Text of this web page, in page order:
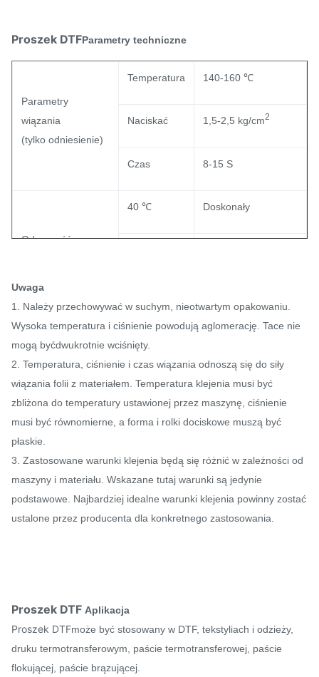
Proszek DTFParametry techniczne
Parametry
wiązania
(tylko odniesienie)
Temperatura 140-160 ℃
Naciskać 1,5-2,5 kg/cm2
Czas 8-15 S
Odporność na
40 ℃ Doskonały
Uwaga
1. Należy przechowywać w suchym, nieotwartym opakowaniu.
Wysoka temperatura i ciśnienie powodują aglomerację. Tace nie
mogą byćdwukrotnie wciśnięty.
2. Temperatura, ciśnienie i czas wiązania odnoszą się do siły
wiązania folii z materiałem. Temperatura klejenia musi być
zbliżona do temperatury ustawionej przez maszynę, ciśnienie
musi być równomierne, a forma i rolki dociskowe muszą być
płaskie.
3. Zastosowane warunki klejenia będą się różnić w zależności od
maszyny i materiału. Wskazane tutaj warunki są jedynie
podstawowe. Najbardziej idealne warunki klejenia powinny zostać
ustalone przez producenta dla konkretnego zastosowania.
Proszek DTF Aplikacja
Proszek DTFmoże być stosowany w DTF, tekstyliach i odzieży,
druku termotransferowym, paście termotransferowej, paście
flokującej, paście brązującej.